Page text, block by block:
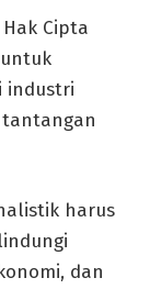
Cipta
industri
harus
dan